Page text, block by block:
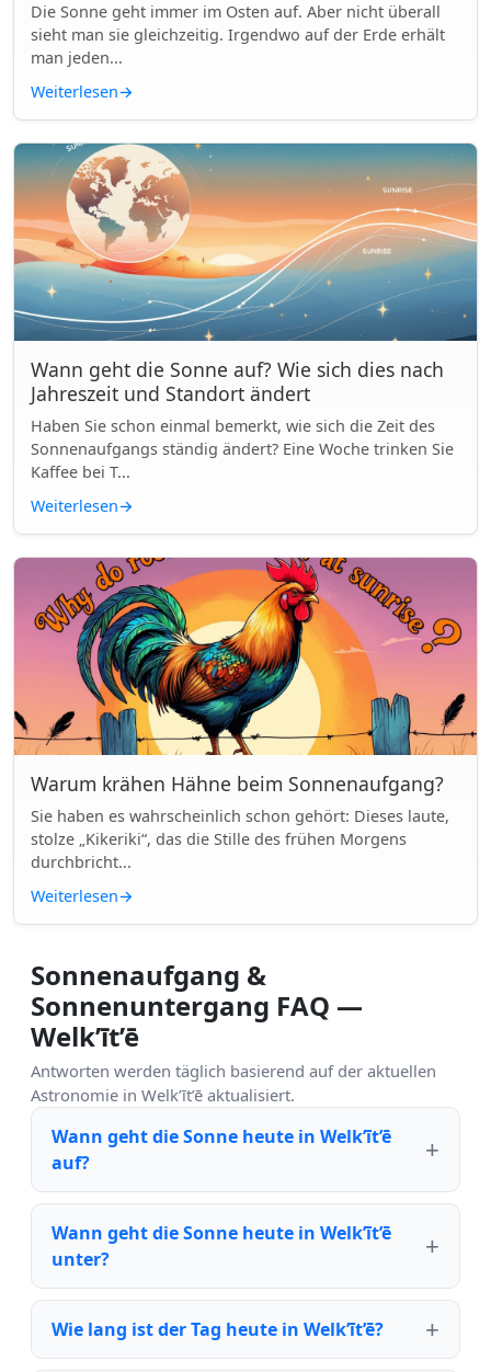
Die Sonne geht immer im Osten auf. Aber nicht überall
sieht man sie gleichzeitig. Irgendwo auf der Erde erhält
man jeden...
Weiterlesen→
Wann geht die Sonne auf? Wie sich dies nach
Jahreszeit und Standort ändert
Haben Sie schon einmal bemerkt, wie sich die Zeit des
Sonnenaufgangs ständig ändert? Eine Woche trinken Sie
Kaffee bei T...
Weiterlesen→
Warum krähen Hähne beim Sonnenaufgang?
Sie haben es wahrscheinlich schon gehört: Dieses laute,
stolze „Kikeriki“, das die Stille des frühen Morgens
durchbricht...
Weiterlesen→
Sonnenaufgang &
Sonnenuntergang FAQ —
Welk’īt’ē
Antworten werden täglich basierend auf der aktuellen
Astronomie in Welk’īt’ē aktualisiert.
Wann geht die Sonne heute in Welk’īt’ē
auf?
Wann geht die Sonne heute in Welk’īt’ē
unter?
Wie lang ist der Tag heute in Welk’īt’ē?